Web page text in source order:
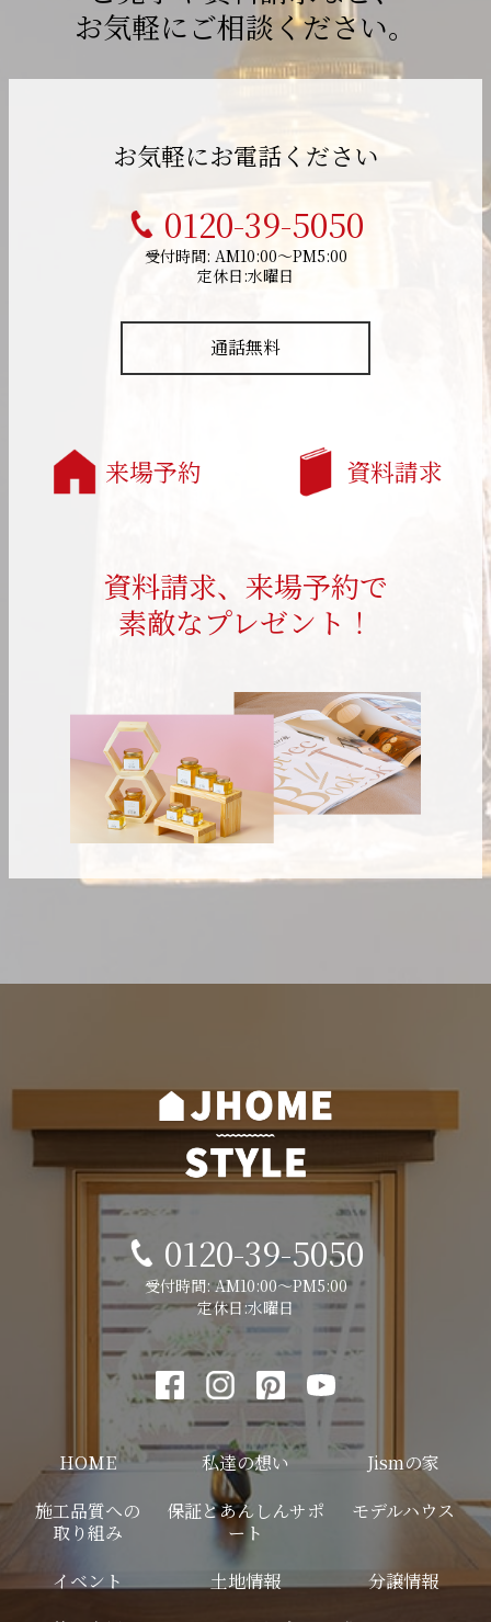
お気軽にご相談ください。
お気軽にお電話ください
0120-39-5050
受付時間: AM10:00～PM5:00
定休日:水曜日
通話無料
来場予約 資料請求
資料請求、来場予約で
素敵なプレゼント！
0120-39-5050
受付時間: AM10:00～PM5:00
定休日:水曜日
HOME 私達の想い
Jismの家
施工品質への
取り組み
保証とあんしんサポ
ート
モデルハウス
イベント 土地情報
分譲情報